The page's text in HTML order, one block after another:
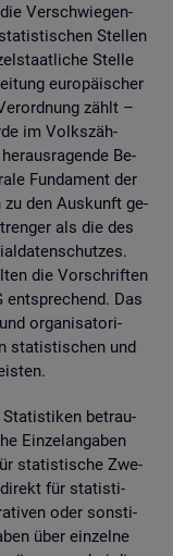
Ver­schwie­gen­
Stel­len
Stel­le
eu­ro­päi­scher
zählt –
im Volks­zäh­
Be­
Fun­da­ment der
zu den Aus­kunft ge­
als die des
die Vor­schrif­ten
ent­spre­chend. Das
or­ga­ni­sa­to­ri­
sta­tis­ti­schen und
Sta­tis­ti­ken be­trau­
Ein­zel­an­ga­ben
sta­tis­ti­sche Zwe­
di­rekt für sta­tis­ti­
oder sons­ti­
über ein­zel­ne